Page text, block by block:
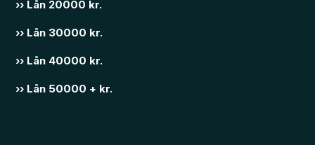
›› Lån 20000 kr.
›› Lån 30000 kr.
›› Lån 40000 kr.
›› Lån 50000 + kr.